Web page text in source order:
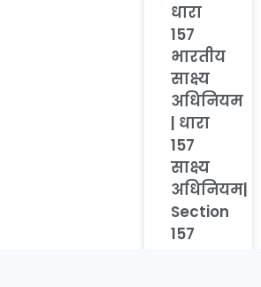
धारा
157
भारतीय
साक्ष्य
अधिनियम
| धारा
157
साक्ष्य
अधिनियम|
Section
157